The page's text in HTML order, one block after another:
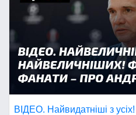
ВІДЕО. Найвидатніші з